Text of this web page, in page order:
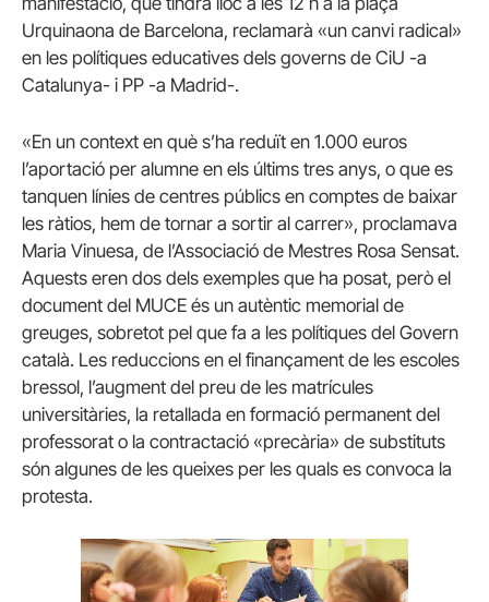
Urquinaona de Barcelona, reclamarà «un canvi radical»
en les polítiques educatives dels governs de CiU -a
Catalunya- i PP -a Madrid-.
«En un context en què s’ha reduït en 1.000 euros
l’aportació per alumne en els últims tres anys, o que es
tanquen línies de centres públics en comptes de baixar
les ràtios, hem de tornar a sortir al carrer», proclamava
Maria Vinuesa, de l’Associació de Mestres Rosa Sensat.
Aquests eren dos dels exemples que ha posat, però el
document del MUCE és un autèntic memorial de
greuges, sobretot pel que fa a les polítiques del Govern
català. Les reduccions en el finançament de les escoles
bressol, l’augment del preu de les matrícules
universitàries, la retallada en formació permanent del
professorat o la contractació «precària» de substituts
són algunes de les queixes per les quals es convoca la
protesta.